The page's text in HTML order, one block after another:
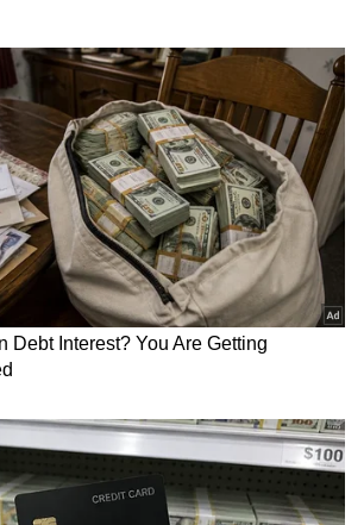
ఫైనల్లో వినేష్ 100 గ్రాములు అధిక
అనర్హత‌కు గుర‌య్యారు. వినేష్ పోగ‌ట్
బజరంగ్ పునియా, సాక్షి
స్నేహితులతోపాటు చాలా
విమానాశ్రయం వ‌ద్ద‌కు వచ్చారు.